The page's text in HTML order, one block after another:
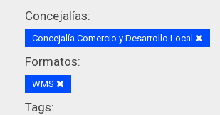
Concejalías:
Concejalía Comercio y Desarrollo Local
Formatos:
WMS
Tags: